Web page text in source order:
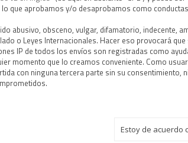
lo que aprobamos y/o desaprobamos como
abusivo, obsceno, vulgar, difamatorio, indecente,
o Leyes Internacionales. Hacer eso provocará
IP de todos los envíos son registradas como
momento que lo creamos conveniente. Como
con ninguna tercera parte sin su